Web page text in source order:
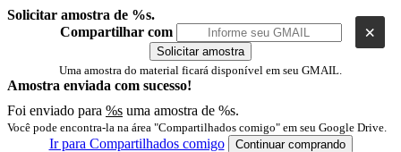
Solicitar amostra de %s.
Compartilhar com
Solicitar amostra
Uma amostra do material ficará disponível em seu GMAIL.
Amostra enviada com sucesso!
Foi enviado para %s uma amostra de %s.
Você pode encontra-la na área "Compartilhados comigo" em seu Google Drive.
Ir para Compartilhados comigo Continuar comprando
×